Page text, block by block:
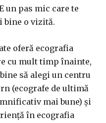
un pas mic care te
bine o vizită.
oferă ecografia
cu mult timp înainte,
să alegi un centru
(ecografe de ultimă
mai bune) și
în ecografia